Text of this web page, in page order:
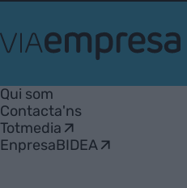
Empresa
Qui som
Contacta'ns
Totmedia
EnpresaBIDEA